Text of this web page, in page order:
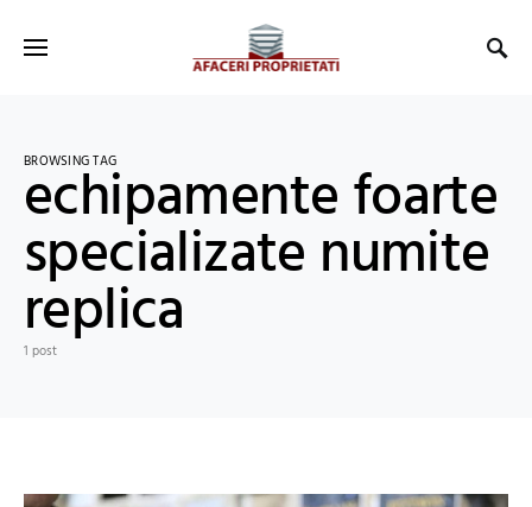
BROWSING TAG
echipamente foarte
specializate numite
replica
1 post